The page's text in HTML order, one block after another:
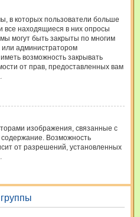
в которых пользователи больше
все находящиеся в них опросы
могут быть закрыты по многим
администратором
возможность закрывать
от прав, предоставленных вам
изображения, связанные с
Возможность
от разрешений, установленных